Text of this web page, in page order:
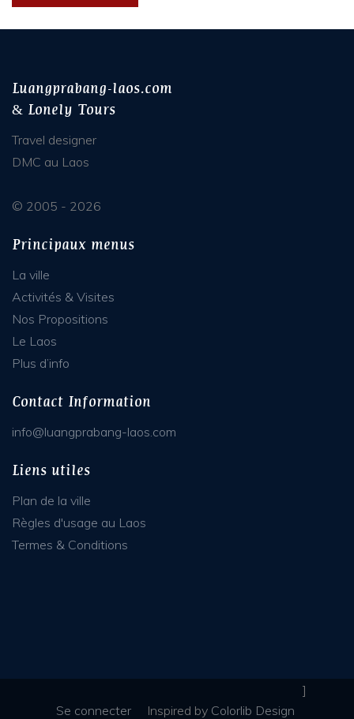
Luangprabang-laos.com
& Lonely Tours
Travel designer
DMC au Laos
© 2005 - 2026
Principaux menus
La ville
Activités & Visites
Nos Propositions
Le Laos
Plus d’info
Contact Information
info@luangprabang-laos.com
Liens utiles
Plan de la ville
Règles d'usage au Laos
Termes & Conditions
Se connecter Inspired by Colorlib Design
]